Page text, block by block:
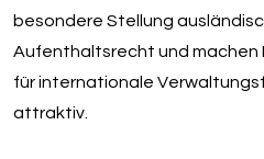
besondere Stellung
Aufenthaltsrecht und machen
für internationale
attraktiv.